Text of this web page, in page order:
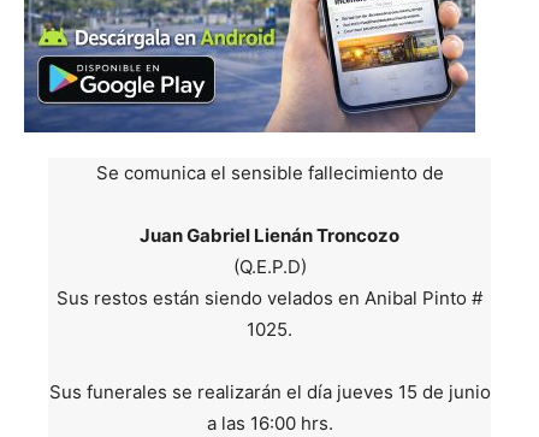
Se comunica el sensible fallecimiento de
Juan Gabriel Lienán Troncozo
(Q.E.P.D)
Sus restos están siendo velados en Anibal Pinto #
1025.
Sus funerales se realizarán el día jueves 15 de junio
a las 16:00 hrs.